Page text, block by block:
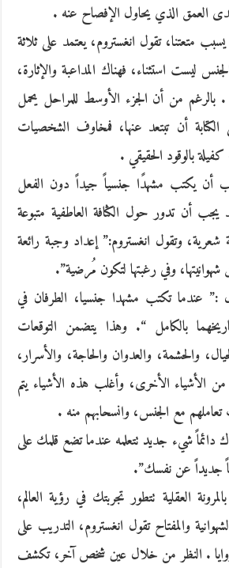
العمق الذي يحاول الإفصاح عنه .
متعتنا، تقول انغستروم، يعتمد على ثلاثة
ليست استثناء، فهناك المداعبة والإثارة،
. بالرغم من أن الجزء الأوسط للمراحل يحمل
أن تبتعد عنها، فمخاوف الشخصيات
بالوقود الحقيقي .
أن يكتب مشهدًا جنسياً جيداً دون الفعل
يجب أن تدور حول الكثافة العاطفية متبوعة
وتقول انغستروم:” إعداد وجبة رائعة
وفي رغبتها لتكون مُرضية”.
:” عندما تكتب مشهدا جنسيا، الطرفان في
بالكامل “. وهذا يتضمن التوقعات
والحشمة، والعدوان والحاجة، والأسرار،
من الأشياء الأخرى، وأغلب هذه الأشياء يتم
مع الجنس، وانسحابهم منه .
دائماً شيء جديد تتعلمه عندما تضع قلمك على
جديداً عن نفسك”.
العقلية تتطور تجربتك في رؤية العالم،
والمفتاح تقول انغستروم، التدريب على
زوايا . النظر من خلال عين شخص آخر، تكشف